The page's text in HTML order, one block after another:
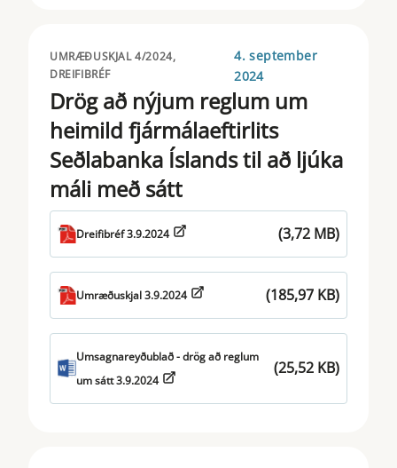
UMRÆÐUSKJAL 4/2024,
DREIFIBRÉF
4. september
2024
Drög að nýjum reglum um
heimild fjármálaeftirlits
Seðlabanka Íslands til að ljúka
máli með sátt
Dreifibréf 3.9.2024 (3,72 MB)
Umræðuskjal 3.9.2024 (185,97 KB)
Umsagnareyðublað - drög að reglum
um sátt 3.9.2024
(25,52 KB)